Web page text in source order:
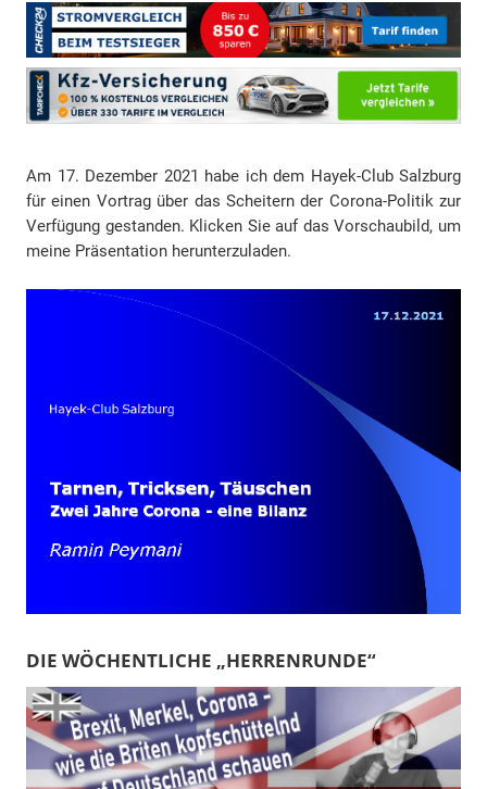
Am 17. Dezember 2021 habe ich dem Hayek-Club Salzburg
für einen Vortrag über das Scheitern der Corona-Politik zur
Verfügung gestanden. Klicken Sie auf das Vorschaubild, um
meine Präsentation herunterzuladen.
DIE WÖCHENTLICHE „HERRENRUNDE“